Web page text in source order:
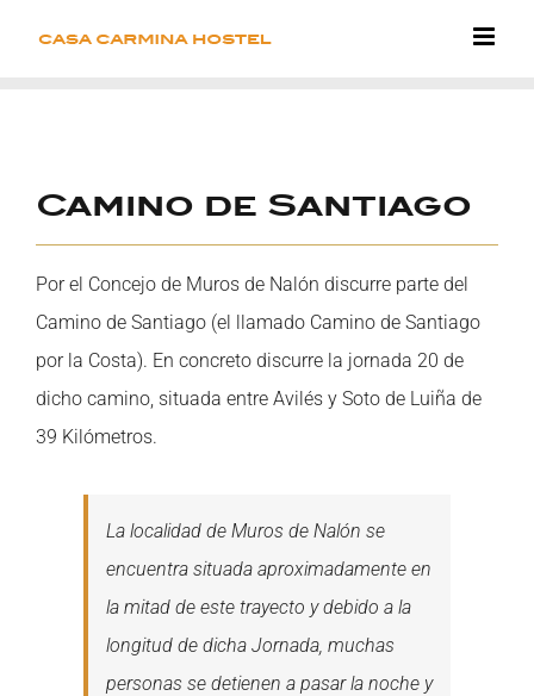
Larger
Camino de Santiago
Por el Concejo de Muros de Nalón discurre parte del
Camino de Santiago (el llamado Camino de Santiago
por la Costa). En concreto discurre la jornada 20 de
dicho camino, situada entre Avilés y Soto de Luiña de
39 Kilómetros.
La localidad de Muros de Nalón se
encuentra situada aproximadamente en
la mitad de este trayecto y debido a la
longitud de dicha Jornada, muchas
personas se detienen a pasar la noche y